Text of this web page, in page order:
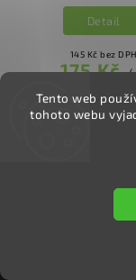
Tento web
tohoto webu
145 Kč bez DPH
175 Kč/
87,50 Kč / 5
Detail